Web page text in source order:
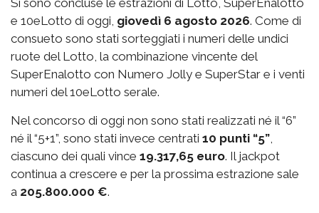
Si sono concluse le estrazioni di Lotto, SuperEnalotto
e 10eLotto di oggi, giovedì 6 agosto 2026. Come di
consueto sono stati sorteggiati i numeri delle undici
ruote del Lotto, la combinazione vincente del
SuperEnalotto con Numero Jolly e SuperStar e i venti
numeri del 10eLotto serale.
Nel concorso di oggi non sono stati realizzati né il “6”
né il “5+1”, sono stati invece centrati 10 punti “5”,
ciascuno dei quali vince 19.317,65 euro. Il jackpot
continua a crescere e per la prossima estrazione sale
a 205.800.000 €.